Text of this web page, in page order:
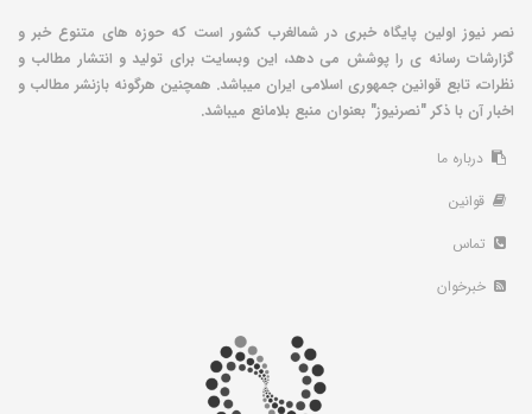
نصر نیوز اولین پایگاه خبری در شمالغرب کشور است که حوزه های متنوع خبر و
گزارشات رسانه ی را پوشش می دهد، این وبسایت برای تولید و انتشار مطالب و
نظرات، تابع قوانین جمهوری اسلامی ایران میباشد. همچنین هرگونه بازنشر مطالب و
اخبار آن با ذکر "نصرنیوز" بعنوان منبع بلامانع میباشد.
درباره ما
قوانین
تماس
خبرخوان